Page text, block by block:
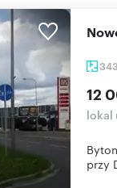
12
lokal
przy